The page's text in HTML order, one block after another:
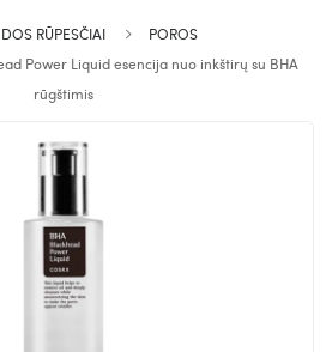
RŪPESČIAI
POROS
Power Liquid esencija nuo inkštirų su BHA
rūgštimis